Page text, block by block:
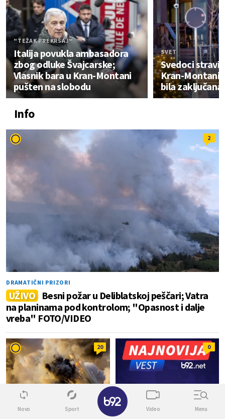
"TEŽAK PREKRŠAJ"
Italija povukla ambasadora
zbog odluke Švajcarske;
Vlasnik bara u Kran-Montani
pušten na slobodu
SVET
Svedoci
Kran-Montani
bila zaključana
Info
2
DRAMATIČNI PRIZORI
UŽIVO Besni požar u Deliblatskoj peščari; Vatra
na planinama pod kontrolom; "Opasnost i dalje
vreba" FOTO/VIDEO
20 0
Novo Sport Video Menu
✕